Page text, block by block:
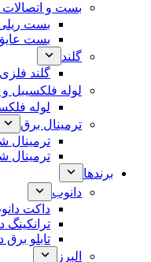
بست و اتصالات
بست
بست عایق
گلند
گلند فلزی
لوله فلکسیبل
لوله
ترمینال برق
ترمینال
ترمینال
برندها
دانوب
داکت
ترانکینگ
تابلو برق
البرز